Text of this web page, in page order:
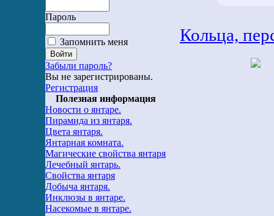
Пароль
Запомнить меня
Забыли пароль?
Вы не зарегистрированы.
Регистрация
Полезная информация
Новости о янтаре.
Пирамида из янтаря.
Цвета янтаря.
Янтарная комната.
Магические свойства янтаря
Лечебный янтарь.
Свойства янтаря
Добыча янтаря.
Инклюзы в янтаре.
Насекомые в янтаре.
Кольца,